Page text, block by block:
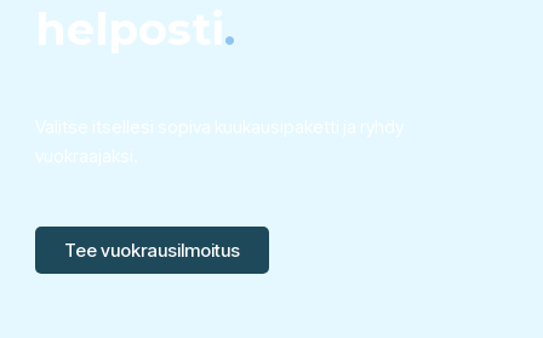
helposti.
Valitse itsellesi sopiva kuukausipaketti ja ryhdy
vuokraajaksi.
Tee vuokrausilmoitus